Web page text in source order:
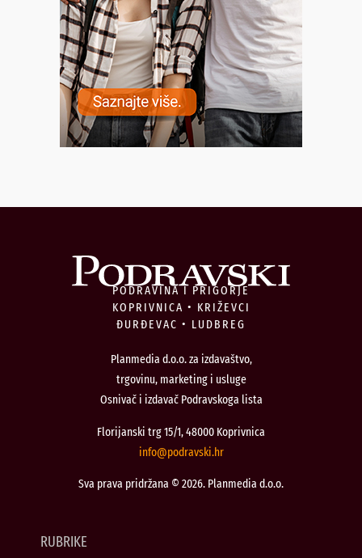
PODRAVINA I PRIGORJE
KOPRIVNICA • KRIŽEVCI
ĐURĐEVAC • LUDBREG
Planmedia d.o.o. za izdavaštvo,
trgovinu, marketing i usluge
Osnivač i izdavač Podravskoga lista
Florijanski trg 15/1, 48000 Koprivnica
rh.iksvardop
@ofni
Sva prava pridržana © 2026. Planmedia d.o.o.
RUBRIKE